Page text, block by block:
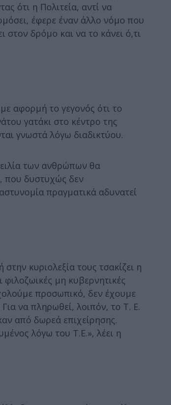
ότι η Πολιτεία, αντί να
έφερε έναν άλλο νόμο που
δρόμο και να το κάνει ό,τι
αφορμή το γεγονός ότι το
γατάκι στο κέντρο της
γνωστά λόγω διαδικτύου.
των ανθρώπων θα
που δυστυχώς δεν
πραγματικά αδυνατεί
κυριολεξία τους τσακίζει η
μη κυβερνητικές
προσωπικό, δεν έχουμε
να πληρωθεί, λοιπόν, το Τ. Ε.
από δωρεά επιχείρησης.
λόγω του Τ.Ε.», λέει η